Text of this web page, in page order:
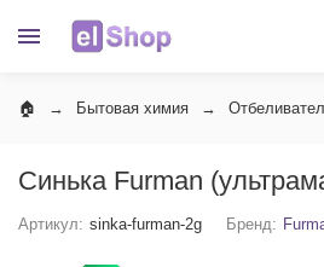
Бытовая химия
Синька Furman
Артикул: sinka-furman-2g Бренд: